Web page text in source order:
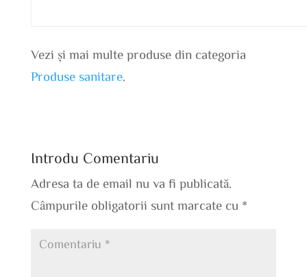
Vezi și mai multe produse din categoria
Produse sanitare.
Introdu Comentariu
Adresa ta de email nu va fi publicată.
Câmpurile obligatorii sunt marcate cu *